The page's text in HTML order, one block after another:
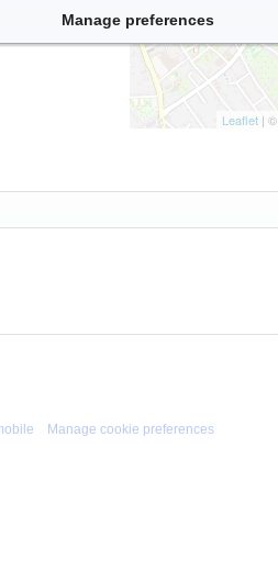
Leaflet | ©
Manage cookie preferences
Manage preferences